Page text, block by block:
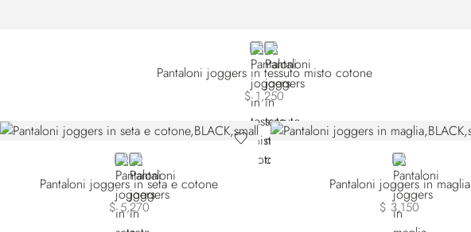
BLACK
BLUE
Pantaloni joggers in tessuto misto cotone
$ 1,250
BLACKWHITE
Pantaloni joggers in seta e cotone
$ 5,270
BLACK
Pantaloni joggers in maglia
$ 3,150